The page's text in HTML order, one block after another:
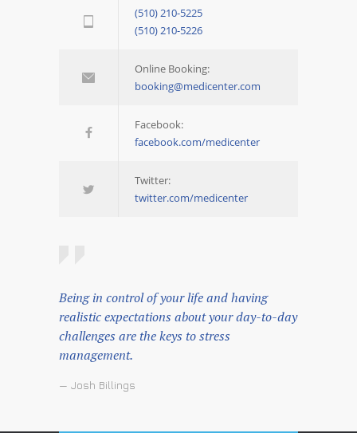
(510) 210-5225
(510) 210-5226
Online Booking:
booking@medicenter.com
Facebook:
facebook.com/medicenter
Twitter:
twitter.com/medicenter
Being in control of your life and having
realistic expectations about your day-to-day
challenges are the keys to stress
management.
— Josh Billings